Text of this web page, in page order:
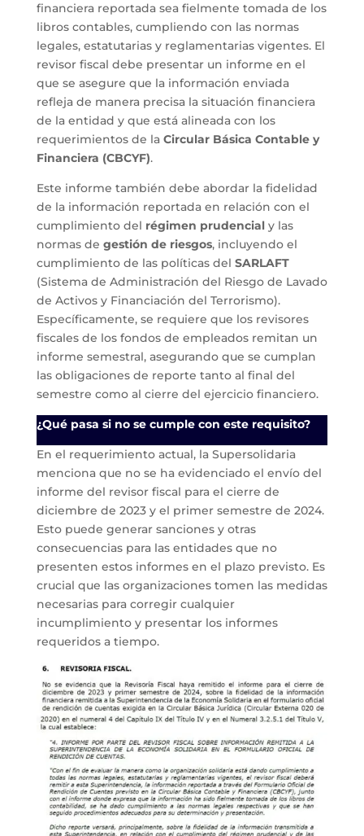
financiera reportada sea fielmente tomada de los
libros contables, cumpliendo con las normas
legales, estatutarias y reglamentarias vigentes. El
revisor fiscal debe presentar un informe en el
que se asegure que la información enviada
refleja de manera precisa la situación financiera
de la entidad y que está alineada con los
requerimientos de la Circular Básica Contable y
Financiera (CBCYF).
Este informe también debe abordar la fidelidad
de la información reportada en relación con el
cumplimiento del régimen prudencial y las
normas de gestión de riesgos, incluyendo el
cumplimiento de las políticas del SARLAFT
(Sistema de Administración del Riesgo de Lavado
de Activos y Financiación del Terrorismo).
Específicamente, se requiere que los revisores
fiscales de los fondos de empleados remitan un
informe semestral, asegurando que se cumplan
las obligaciones de reporte tanto al final del
semestre como al cierre del ejercicio financiero.
¿Qué pasa si no se cumple con este requisito?
En el requerimiento actual, la Supersolidaria
menciona que no se ha evidenciado el envío del
informe del revisor fiscal para el cierre de
diciembre de 2023 y el primer semestre de 2024.
Esto puede generar sanciones y otras
consecuencias para las entidades que no
presenten estos informes en el plazo previsto. Es
crucial que las organizaciones tomen las medidas
necesarias para corregir cualquier
incumplimiento y presentar los informes
requeridos a tiempo.